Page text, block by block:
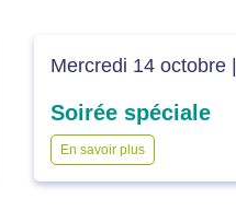
Mercredi 14 octobre |
Soirée spéciale
En savoir plus